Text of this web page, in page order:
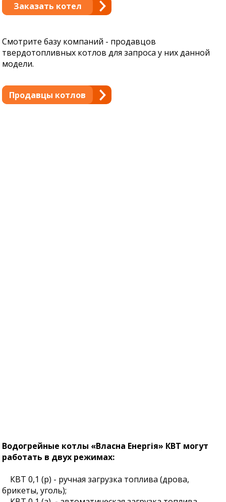
Заказать котел
Смотрите базу компаний - продавцов
твердотопливных котлов для запроса у них данной
модели.
Продавцы котлов
Водогрейные котлы «Власна Енергія» КВТ могут
работать в двух режимах:
КВТ 0,1 (р) - ручная загрузка топлива (дрова,
брикеты, уголь);